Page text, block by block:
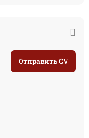
Отправить CV